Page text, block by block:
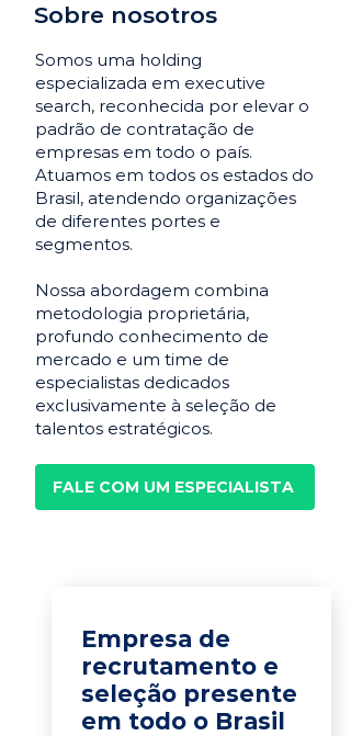
Sobre nosotros
Somos uma holding
especializada em executive
search, reconhecida por elevar o
padrão de contratação de
empresas em todo o país.
Atuamos em todos os estados do
Brasil, atendendo organizações
de diferentes portes e
segmentos.
Nossa abordagem combina
metodologia proprietária,
profundo conhecimento de
mercado e um time de
especialistas dedicados
exclusivamente à seleção de
talentos estratégicos.
FALE COM UM ESPECIALISTA
Empresa de
recrutamento e
seleção presente
em todo o Brasil